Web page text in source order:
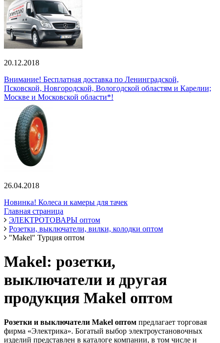
20.12.2018
Внимание! Бесплатная доставка по Ленинградской,
Псковской, Новгородской, Вологодской областям и Карелии;
Москве и Московской области*!
26.04.2018
Новинка! Колеса и камеры для тачек
Главная страница
ЭЛЕКТРОТОВАРЫ оптом
Розетки, выключатели, вилки, колодки оптом
"Makel" Турция оптом
Makel: розетки,
выключатели и другая
продукция Makel оптом
Розетки и выключатели Makel оптом предлагает торговая
фирма «Электрика». Богатый выбор электроустановочных
изделий представлен в каталоге компании, в том числе и